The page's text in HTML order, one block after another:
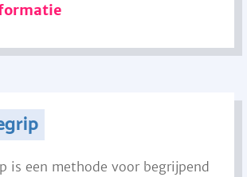
is een methode voor begrijpend